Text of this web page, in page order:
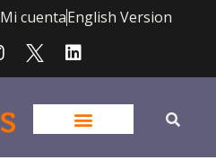
Mi cuentaEnglish Version